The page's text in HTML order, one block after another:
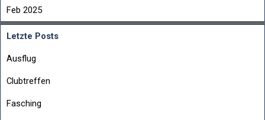
Feb 2025
Letzte Posts
Ausflug
Clubtreffen
Fasching